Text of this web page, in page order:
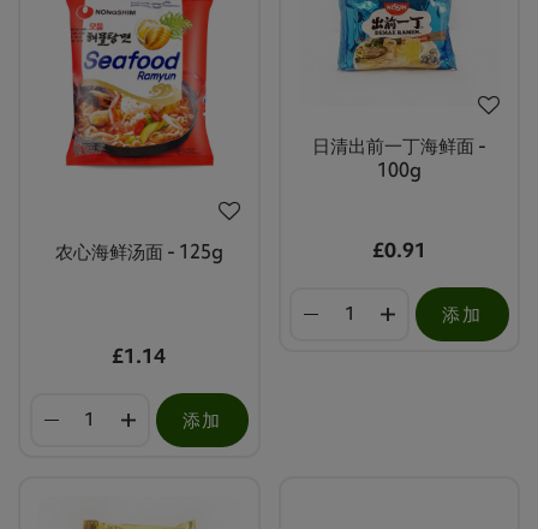
农心海鲜汤面 - 125g
£1.14
添加
日清出前一丁海鲜面 -
100g
£0.91
添加